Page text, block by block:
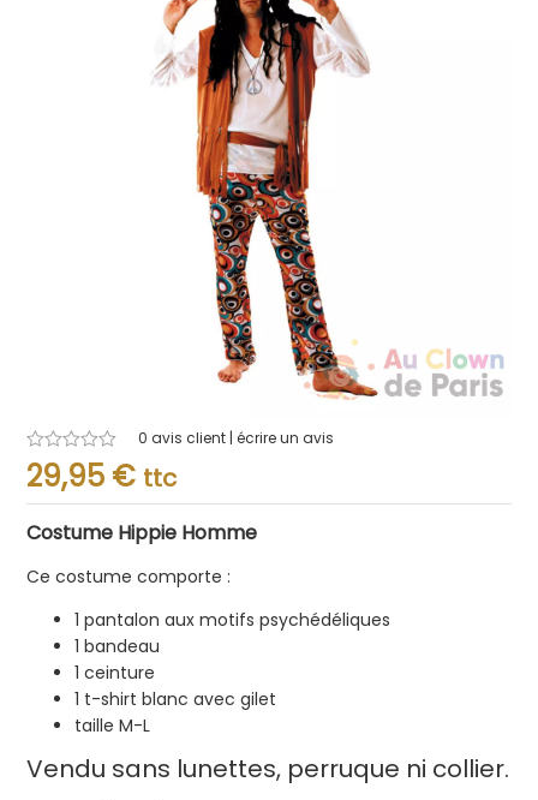
Note
0.001
0 avis client | écrire un avis
29,95 € ttc
Costume Hippie Homme
Ce costume comporte :
1 pantalon aux motifs psychédéliques
1 bandeau
1 ceinture
1 t-shirt blanc avec gilet
taille M-L
Vendu sans lunettes, perruque ni collier.